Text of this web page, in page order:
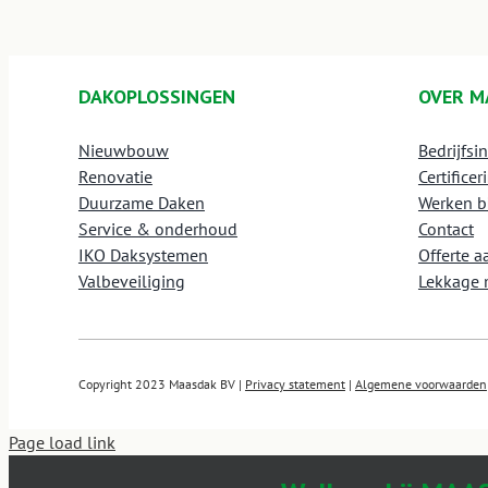
DAKOPLOSSINGEN
Nieuwbouw
Renovatie
Duurzame Daken
Service & onderhoud
IKO Daksystemen
Valbeveiliging
OVER
Werken
Contact
Offerte
Lekkage
Copyright 2023 Maasdak BV | Privacy statement| Algemene voorwaarden
Page load link